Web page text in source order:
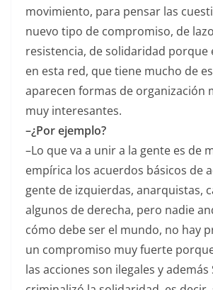
movimiento, para pensar las
nuevo tipo de compromiso, de
resistencia, de solidaridad porque
en esta red, que tiene mucho de
aparecen formas de organización
muy interesantes.
–¿Por ejemplo?
–Lo que va a unir a la gente es de
empírica los acuerdos básicos de
gente de izquierdas, anarquistas,
algunos de derecha, pero nadie
cómo debe ser el mundo, no hay
un compromiso muy fuerte
las acciones son ilegales y además